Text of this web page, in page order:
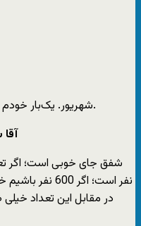
22شهریور. یک‌بار خودم را از ماشین پرت کردم تا به آنجا نروم.
در مقابل این تعداد